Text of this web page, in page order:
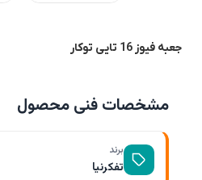
جعبه فیوز 16 تایی توکار
مشخصات فنی محصول
برند
تفکرنیا